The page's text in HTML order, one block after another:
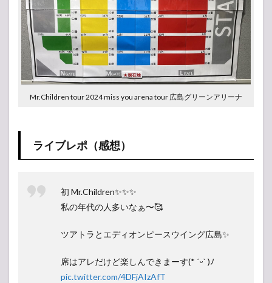
-アンコール-
MC
MC
Mr.Children tour 2024 miss you arena tour 広島グリーンアリーナ
ライブレポ（感想）
初 Mr.Children✨️✨️✨️
私の年代の人多いなぁ〜🥰
ツアトラとエディオンピースウイング広島✨️
席はアレだけど楽しんできまーす(* ˊᵕˋ )ﾉ
pic.twitter.com/4DFjAIzAfT